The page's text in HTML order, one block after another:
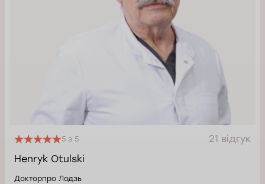
5 з 5
21 відгук
Henryk Otulski
Докторпро Лодзь